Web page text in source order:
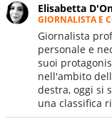
Elisabetta
GIORNALISTA E
Giornalista
personale e
suoi
nell'ambito
destra, oggi si
una classifica